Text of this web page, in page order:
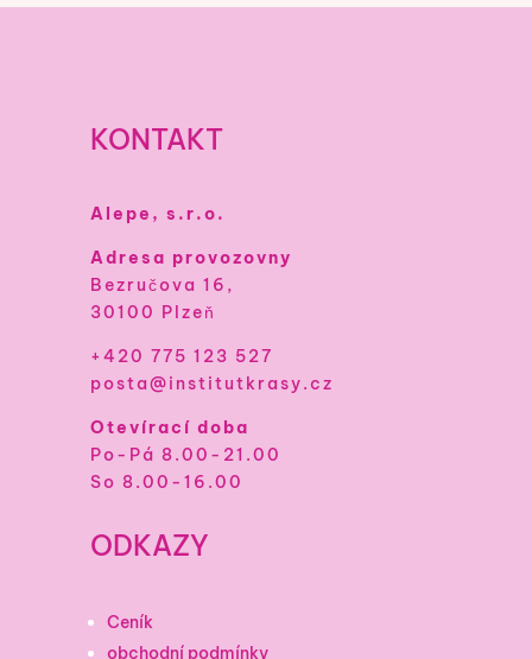
KONTAKT
Alepe, s.r.o.
Adresa provozovny
Bezručova 16,
30100 Plzeň
+420 775 123 527
posta@institutkrasy.cz
Otevírací doba
Po-Pá 8.00-21.00
So 8.00-16.00
ODKAZY
Ceník
obchodní podmínky